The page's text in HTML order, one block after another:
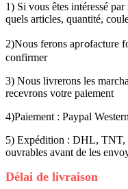
1) Si vous êtes intéressé
quels articles, quantité,
2)Nous ferons aprofacture
confirmer
3) Nous livrerons les
recevrons votre paiement
4)Paiement : Paypal
5) Expédition : DHL, TNT,
ouvrables avant de les
Délai de livraison